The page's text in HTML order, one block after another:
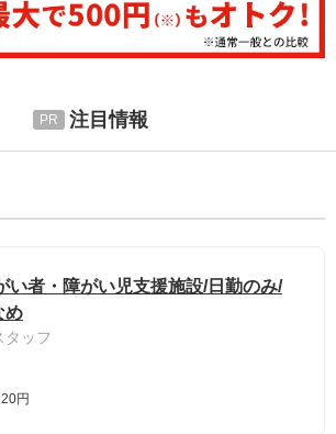
注目情報
い者・障がい児支援施設/日勤のみ/
め
タッフ
円